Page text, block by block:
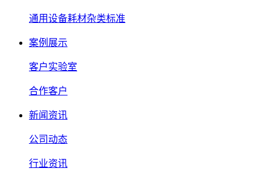
通用设备耗材杂类标准
案例展示
客户实验室
合作客户
新闻资讯
公司动态
行业资讯